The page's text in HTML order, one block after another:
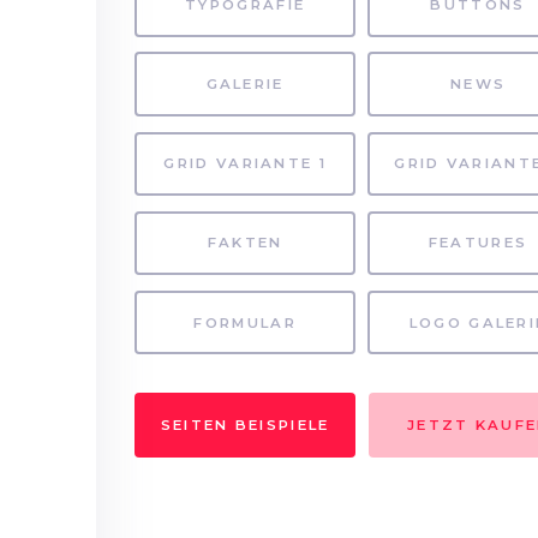
TYPOGRAFIE BUTTONS
GALERIE NEWS
GRID VARIANTE 1 GRID
FAKTEN FEATURES
FORMULAR LOGO
SEITEN BEISPIELE JETZT